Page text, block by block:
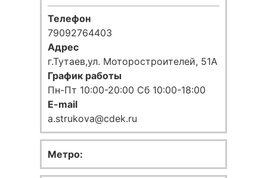
Телефон
79092764403
Адрес
г.Тутаев,ул. Моторостроителей, 51А
График работы
Пн-Пт 10:00-20:00 Сб 10:00-18:00
E-mail
a.strukova@cdek.ru
Метро: